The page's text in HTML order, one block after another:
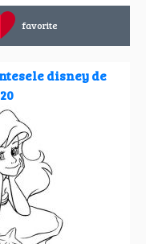
favorite
disney de